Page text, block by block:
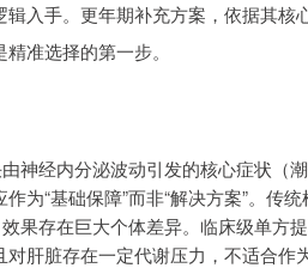
入手。更年期补充方案，依据其核
准选择的第一步。
神经内分泌波动引发的核心症状（
为“基础保障”而非“解决方案”。传
果存在巨大个体差异。临床级单方
肝脏存在一定代谢压力，不适合作